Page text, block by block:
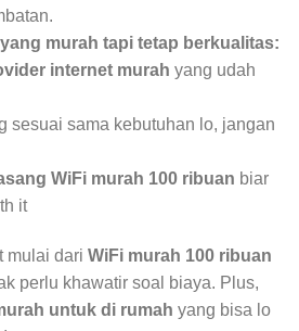
murah tapi tetap berkualitas:
internet murah yang udah
sesuai sama kebutuhan lo, jangan
WiFi murah 100 ribuan biar
it
mulai dari WiFi murah 100 ribuan
perlu khawatir soal biaya. Plus,
untuk di rumah yang bisa lo